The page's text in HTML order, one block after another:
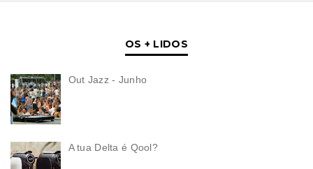
OS + LIDOS
Out Jazz - Junho
A tua Delta é Qool?